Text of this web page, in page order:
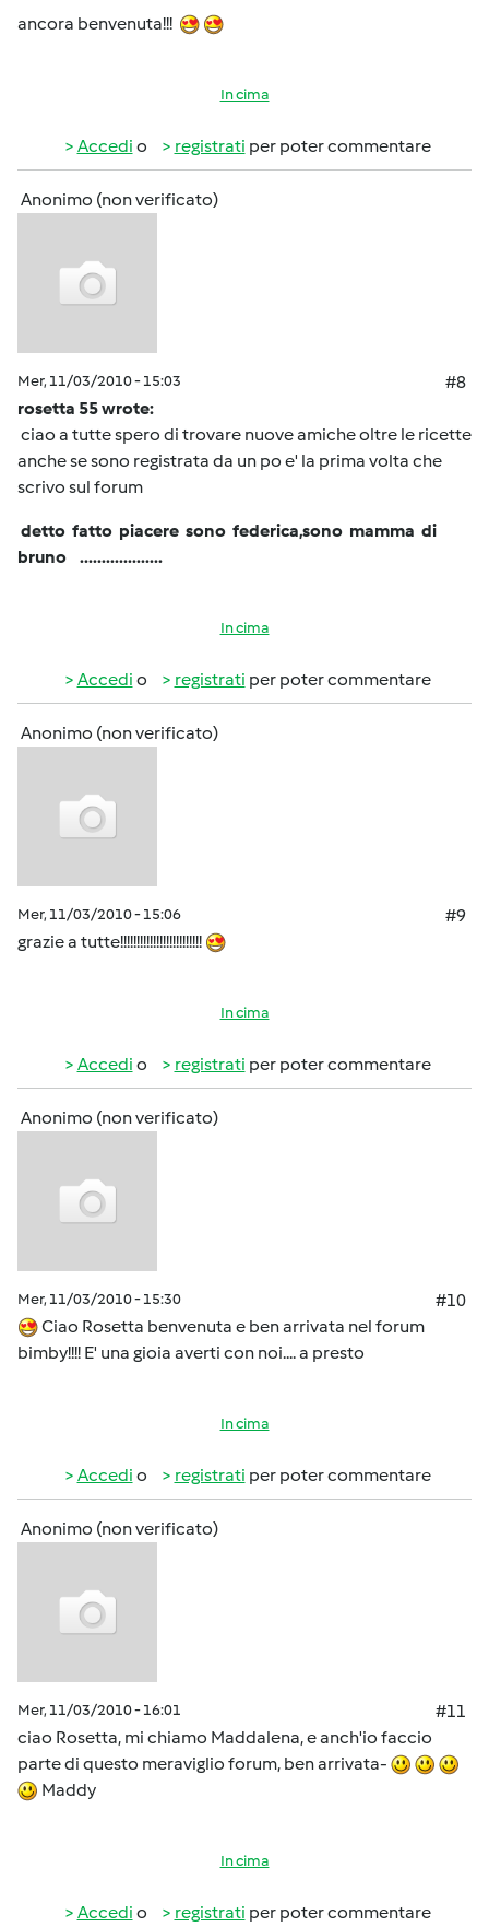
ancora benvenuta!!!
In cima
Accedi o registrati per poter commentare
Anonimo (non verificato)
Mer, 11/03/2010 - 15:03
#8
rosetta 55 wrote:
ciao a tutte spero di trovare nuove amiche oltre le ricette
anche se sono registrata da un po e' la prima volta che
scrivo sul forum
detto fatto piacere sono federica,sono mamma di
bruno ...................
In cima
Accedi o registrati per poter commentare
Anonimo (non verificato)
Mer, 11/03/2010 - 15:06
#9
grazie a tutte!!!!!!!!!!!!!!!!!!!!!!!!!
In cima
Accedi o registrati per poter commentare
Anonimo (non verificato)
Mer, 11/03/2010 - 15:30
#10
Ciao Rosetta benvenuta e ben arrivata nel forum
bimby!!!! E' una gioia averti con noi.... a presto
In cima
Accedi o registrati per poter commentare
Anonimo (non verificato)
Mer, 11/03/2010 - 16:01
#11
ciao Rosetta, mi chiamo Maddalena, e anch'io faccio
parte di questo meraviglio forum, ben arrivata-
Maddy
In cima
Accedi o registrati per poter commentare